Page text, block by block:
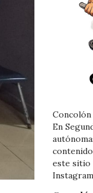
Concolón
En
este sitio